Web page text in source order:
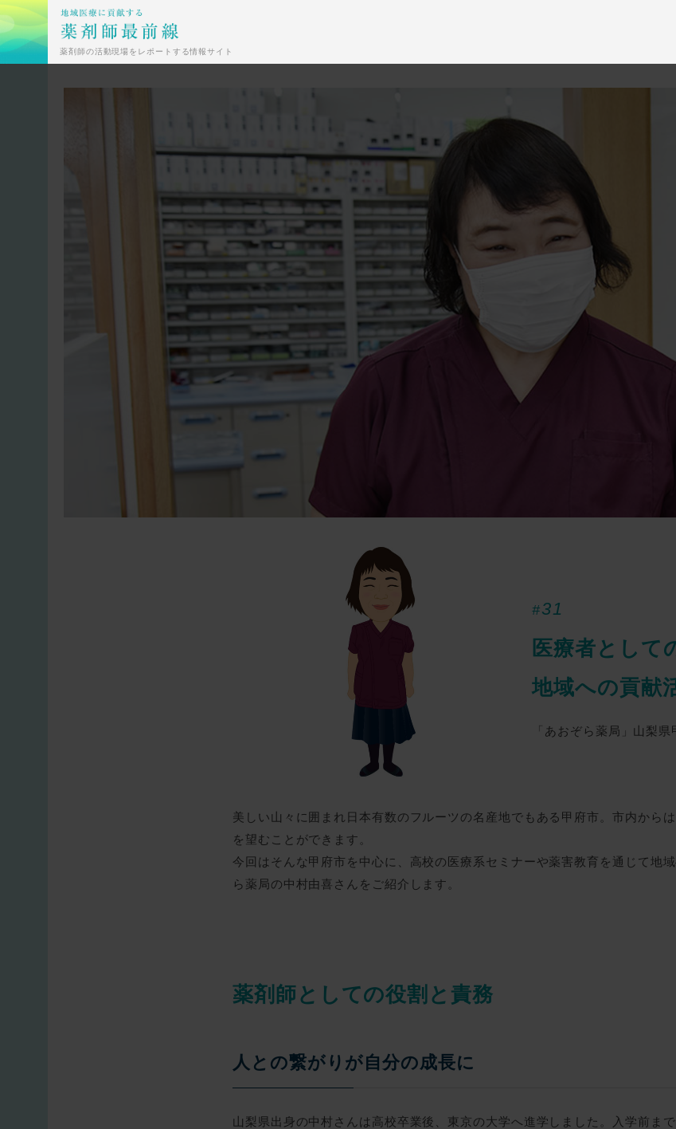
薬剤師の活動現場をレポートする情報サイト
#31
医療者として
地域への貢献
「あおぞら薬局」山梨
美しい山々に囲まれ日本有数のフルーツの名産地でもある甲府市。市内から
を望むことができます。
今回はそんな甲府市を中心に、高校の医療系セミナーや薬害教育を通じて地
ら薬局の中村由喜さんをご紹介します。
薬剤師としての役割と責務
人との繋がりが自分の成長に
山梨県出身の中村さんは高校卒業後、東京の大学へ進学しました。入学前ま